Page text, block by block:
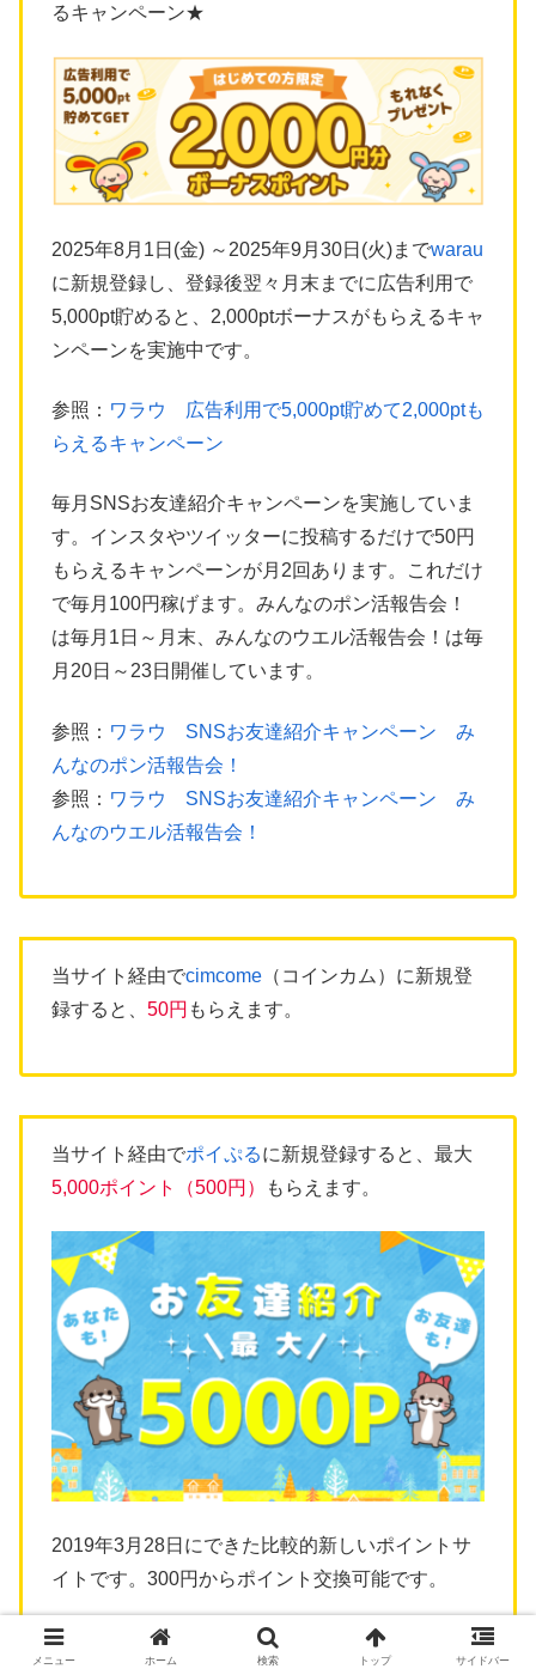
るキャンペーン★
2025年8月1日(金) ～2025年9月30日(火)までwarau
に新規登録し、登録後翌々月末までに広告利用で
5,000pt貯めると、2,000ptボーナスがもらえるキャ
ンペーンを実施中です。
参照： ワラウ 広告利用で5,000pt貯めて2,000ptも
らえるキャンペーン
毎月SNSお友達紹介キャンペーンを実施していま
す。インスタやツイッターに投稿するだけで50円
もらえるキャンペーンが月2回あります。これだけ
で毎月100円稼げます。みんなのポン活報告会！
は毎月1日～月末、みんなのウエル活報告会！は毎
月20日～23日開催しています。
参照： ワラウ SNSお友達紹介キャンペーン み
んなのポン活報告会！
参照： ワラウ SNSお友達紹介キャンペーン み
んなのウエル活報告会！
当サイト経由でcimcome （コインカム）に新規登
録すると、 50円 もらえます。
当サイト経由でポイぷるに新規登録すると、最大
5,000ポイント（500円）
もらえます。
2019年3月28日にできた比較的新しいポイントサ
イトです。300円からポイント交換可能です。
メニュー ホーム 検索 トップ サイドバー